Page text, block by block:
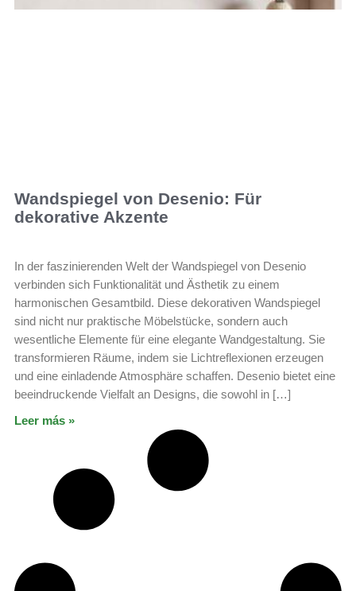
Wandspiegel von Desenio: Für
dekorative Akzente
In der faszinierenden Welt der Wandspiegel von Desenio
verbinden sich Funktionalität und Ästhetik zu einem
harmonischen Gesamtbild. Diese dekorativen Wandspiegel
sind nicht nur praktische Möbelstücke, sondern auch
wesentliche Elemente für eine elegante Wandgestaltung. Sie
transformieren Räume, indem sie Lichtreflexionen erzeugen
und eine einladende Atmosphäre schaffen. Desenio bietet eine
beeindruckende Vielfalt an Designs, die sowohl in […]
Leer más »